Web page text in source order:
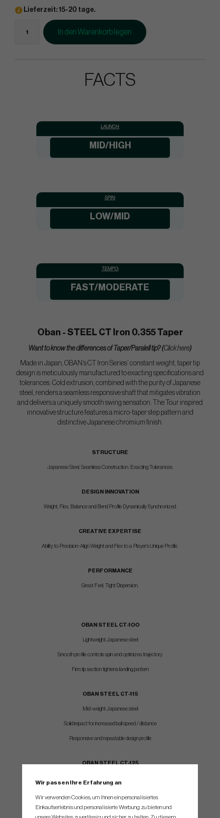
Lieferzeit: 15-20 tage.
In den Warenkorb legen
FACTS
LAUNCH:
MID/HIGH
SPIN:
LOW/MID
TEMPO:
FAST/MODERATE
Oban - STEEL CT Iron 0.355 Taper
Want to know the differences of Taper/Paralell tip? (Click here)
Made in Japan, OBAN’s CT Iron Series’ constant weight, taper tip
design is meticulously manufactured to exacting specifications and
tolerances. Cold extrusion, combined with the purity of Japanese
steel, renders a seamless responsive shaft that mitigates vibration
and delivers a uniquely smooth swing sensation. The Tour inspired
innovative structure features a micro-taper step pattern and
distinctive Japanese chromium finish.
STRUCTURE
Japanese Steel. Seamless Construction. Exacting Tolerances.
DESIGN INNOVATION
Weight, Flex, Balance and Bend Profile Dynamically Synchronized.
CREATIVE EXPERTISE
Ability to Precision-Align Weight and Flex to a Player’s Unique Profile.
PERFORMANCE
Great Feel. Tight Dispersion.
OBAN STEEL CT-1OO
Lightweight Japanese steel
Smooth profile controls spin and optimizes trajectory
Firm tip section tightens landing pattern
OBAN STEEL CT-115
Mid-weight Japanese steel
Solid impact for increased ball speed / distance
Responsive and repeatable design profile
OBAN STEEL CT-125
Responsive and repeatable design profile
Wir passen Ihre Erfahrung an
Wir verwenden Cookies, um Ihnen ein personalisiertes
Einkaufserlebnis und personalisierte Werbung zu bieten und